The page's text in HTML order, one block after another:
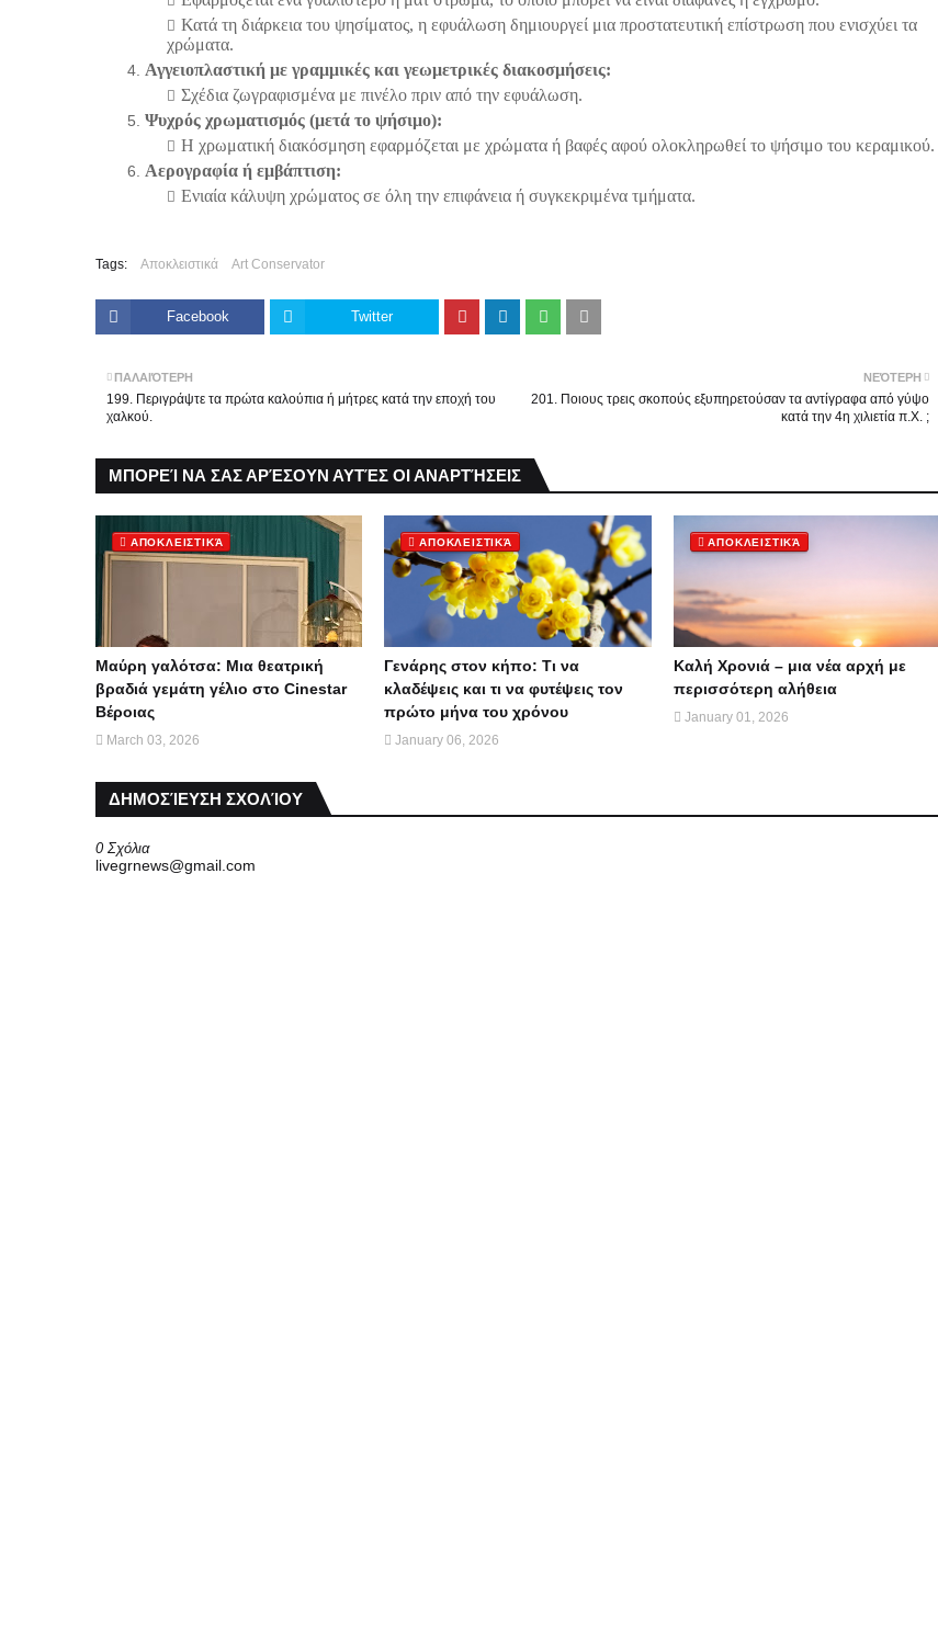
Κατά τη διάρκεια του ψησίματος, η εφυάλωση δημιουργεί μια προστατευτική επίστρωση που ενισχύει τα
χρώματα.
Αγγειοπλαστική με γραμμικές και γεωμετρικές διακοσμήσεις:
Σχέδια ζωγραφισμένα με πινέλο πριν από την εφυάλωση.
Ψυχρός χρωματισμός (μετά το ψήσιμο):
Η χρωματική διακόσμηση εφαρμόζεται με χρώματα ή βαφές αφού ολοκληρωθεί το ψήσιμο του κεραμικού.
Αερογραφία ή εμβάπτιση:
Ενιαία κάλυψη χρώματος σε όλη την επιφάνεια ή συγκεκριμένα τμήματα.
Tags: Αποκλειστικά Art Conservator
Facebook Twitter
ΝΕΌΤΕΡΗ
201. Ποιους τρεις σκοπούς εξυπηρετούσαν τα αντίγραφα από γύψο
κατά την 4η χιλιετία π.Χ. ;
ΠΑΛΑΙΌΤΕΡΗ
199. Περιγράψτε τα πρώτα καλούπια ή μήτρες κατά την εποχή του
χαλκού.
ΜΠΟΡΕΊ ΝΑ ΣΑΣ ΑΡΈΣΟΥΝ ΑΥΤΈΣ ΟΙ ΑΝΑΡΤΉΣΕΙΣ
ΑΠΟΚΛΕΙΣΤΙΚΆ
Μαύρη γαλότσα: Μια θεατρική
βραδιά γεμάτη γέλιο στο Cinestar
Βέροιας
March 03, 2026
ΑΠΟΚΛΕΙΣΤΙΚΆ
Γενάρης στον κήπο: Τι να
κλαδέψεις και τι να φυτέψεις τον
πρώτο μήνα του χρόνου
January 06, 2026
ΑΠΟΚΛΕΙΣΤΙΚΆ
Καλή Χρονιά – μια νέα αρχή με
περισσότερη αλήθεια
January 01, 2026
ΔΗΜΟΣΊΕΥΣΗ ΣΧΟΛΊΟΥ
0 Σχόλια
livegrnews@gmail.com